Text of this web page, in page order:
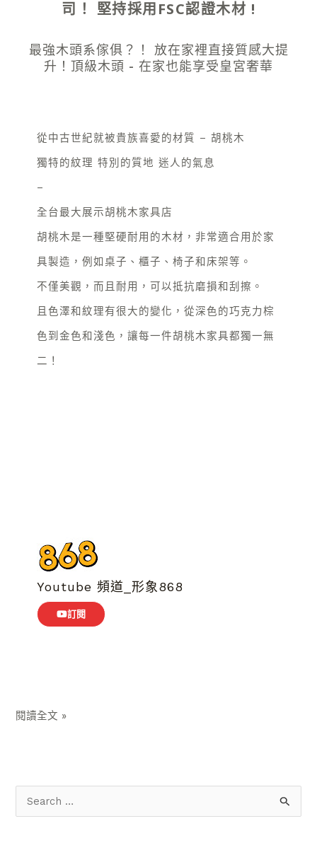
司！ 堅持採用FSC認證木材 !
最強木頭系傢俱？！ 放在家裡直接質感大提
升！頂級木頭 - 在家也能享受皇宮奢華
從中古世紀就被貴族喜愛的材質 – 胡桃木
獨特的紋理 特別的質地 迷人的氣息
–
全台最大展示胡桃木家具店
胡桃木是一種堅硬耐用的木材，非常適合用於家
具製造，例如桌子、櫃子、椅子和床架等。
不僅美觀，而且耐用，可以抵抗磨損和刮擦。
且色澤和紋理有很大的變化，從深色的巧克力棕
色到金色和淺色，讓每一件胡桃木家具都獨一無
二！
Youtube 頻道_形象868
訂閱
閱讀全文 »